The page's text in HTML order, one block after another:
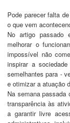
Pode parecer falta
o que vem
No artigo passado
melhorar o
impossível não
inspirar a
semelhantes para -
e otimizar a atuação
Na semana passada
transparência às
a garantir livre